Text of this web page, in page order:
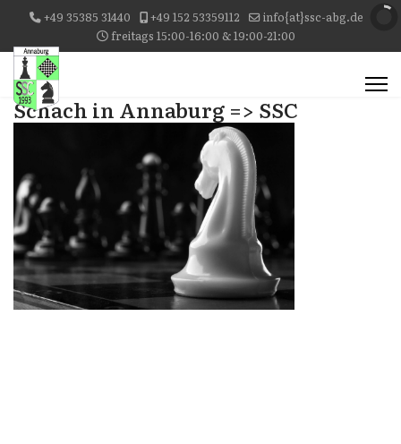
+49 35385 31440 +49 152 53359112
info{at}ssc-abg.de
freitags 15:00-16:00 & 19:00-21:00
Schach in Annaburg => SSC